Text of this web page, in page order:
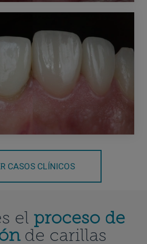
CASOS CLÍNICOS
el proceso de
de carillas